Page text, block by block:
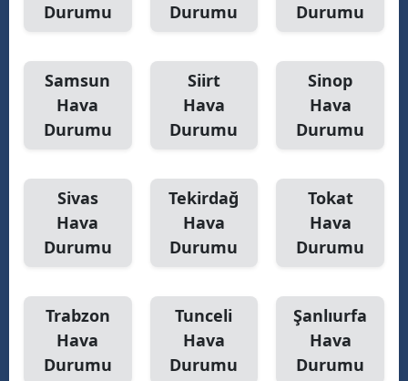
Durumu
Durumu
Durumu
Samsun
Hava
Durumu
Siirt
Hava
Durumu
Sinop
Hava
Durumu
Sivas
Hava
Durumu
Tekirdağ
Hava
Durumu
Tokat
Hava
Durumu
Trabzon
Hava
Durumu
Tunceli
Hava
Durumu
Şanlıurfa
Hava
Durumu